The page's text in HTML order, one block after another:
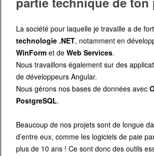
La société pour laquelle je travaille a de
technologie .NET, notamment en
WinForm et de Web Services.
Nous travaillons également sur des
de développeurs Angular.
Nous gérons nos bases de données avec
PostgreSQL.
Beaucoup de nos projets sont de longue
d’entre eux, comme les logiciels de paie
plus de 10 ans ! Ce sont donc des outils